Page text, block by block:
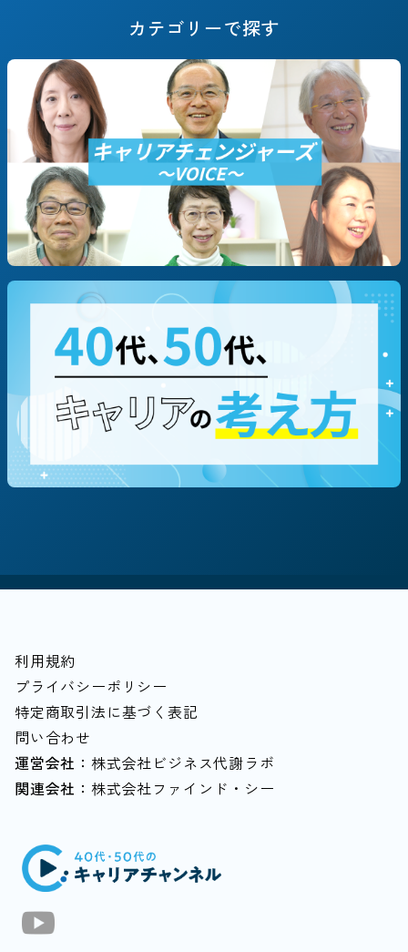
キャリアフェーズで探す
#決断までのSTORY
#これからのSTORY
#定年退職
#早期退職
#転職/再就職
#起業
職種別に探す
#技術/開発職/エンジニア
#営業
#企画/マーケ
#専門職（コンサルタント等）
テーマ・働き方別に探す
カテゴリーで探す
利用規約
プライバシーポリシー
特定商取引法に基づく表記
問い合わせ
運営会社： 株式会社ビジネス代謝ラボ
関連会社： 株式会社ファインド・シー